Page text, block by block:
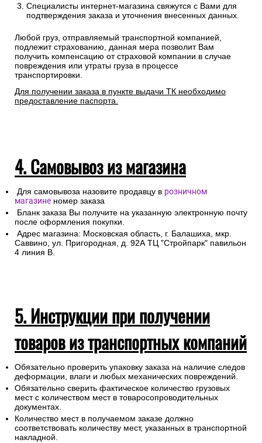
Специалисты интернет-магазина свяжутся с Вами для
подтверждения заказа и уточнения внесенных данных.
Любой груз, отправляемый транспортной компанией,
подлежит страхованию, данная мера позволит Вам
получить компенсацию от страховой компании в случае
повреждения или утраты груза в процессе
транспортировки.
Для получении заказа в пункте выдачи ТК необходимо
предоставление паспорта.
4. Самовывоз из магазина
Для самовывоза назовите продавцу в розничном
магазине номер заказа
Бланк заказа Вы получите на указанную электронную почту
после оформления покупки.
Адрес магазина: Московская область, г. Балашиха, мкр.
Саввино, ул. Пригородная, д. 92А ТЦ "Стройпарк" павильон
4 линия В.
5. Инструкции при получении
товаров из транспортных компаний
Обязательно проверить упаковку заказа на наличие следов
деформации, влаги и любых механических повреждений.
Обязательно сверить фактическое количество грузовых
мест с количеством мест в товаросопроводительных
документах.
Количество мест в получаемом заказе должно
соответствовать количеству мест, указанных в транспортной
накладной.